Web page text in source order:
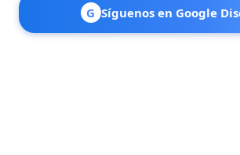
G Síguenos en Google